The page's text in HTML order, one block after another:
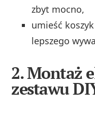
zbyt mocno,
umieść
lepszego
2. Montaż
zestawu